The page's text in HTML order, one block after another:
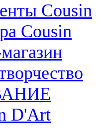
Cousin
Cousin
D'Art